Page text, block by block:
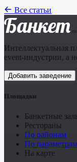
Все статьи
Банкет .ru
Интеллектуальная
event-индустрии, а
Добавить заведение
Площадки
Банкетные
Рестораны
По районам
По параметрам
На карте